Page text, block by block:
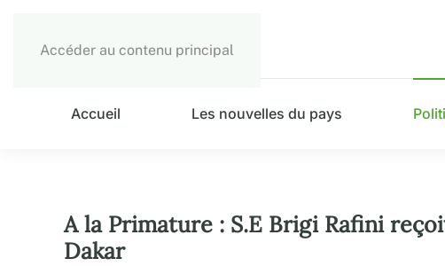
Accéder au contenu principal
Accueil Les nouvelles du pays
A la Primature : S.E Brigi Rafini
Dakar